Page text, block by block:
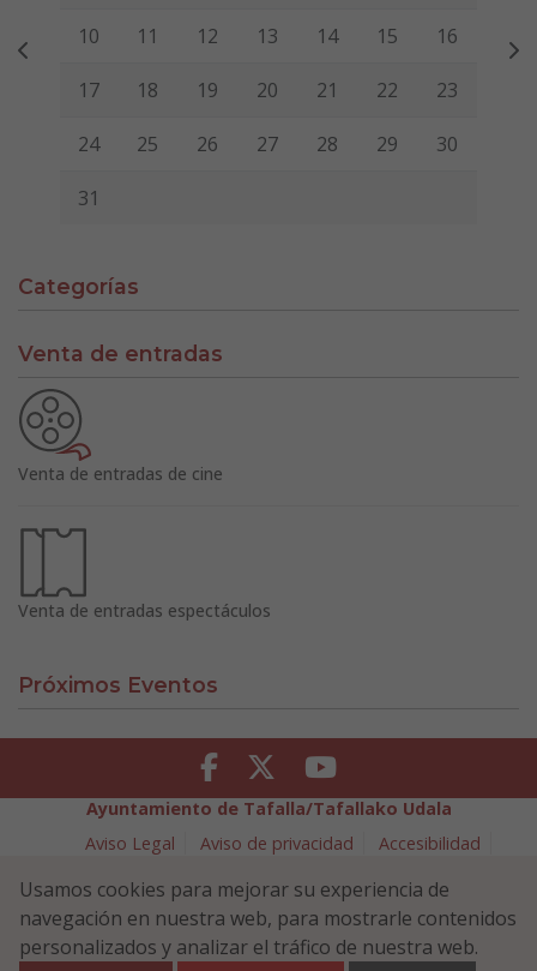
10 11 12 13 14 15 16
17 18 19 20 21 22 23
24 25 26 27 28 29 30
31
Categorías
Venta de entradas
Venta de entradas de cine
Venta de entradas espectáculos
Próximos Eventos
Facebook Twitter Youtube
Ayuntamiento de Tafalla/Tafallako Udala
Aviso Legal
Aviso de privacidad
Accesibilidad
Política de Seguridad de la Información
Plaza Navarra 5 - 31300 Tafalla (NAVARRA)
948 70 18 11
ayuntamiento@tafalla.es
Usamos cookies para mejorar su experiencia de
navegación en nuestra web, para mostrarle contenidos
personalizados y analizar el tráfico de nuestra web.